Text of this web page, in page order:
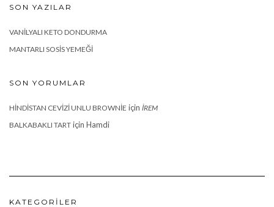
SON YAZILAR
VANILYALI KETO DONDURMA
MANTARLI SOSIS YEMEĞI
SON YORUMLAR
HINDISTAN CEVIZI UNLU BROWNIE için İREM
BALKABAKLI TART için Hamdi
KATEGORILER